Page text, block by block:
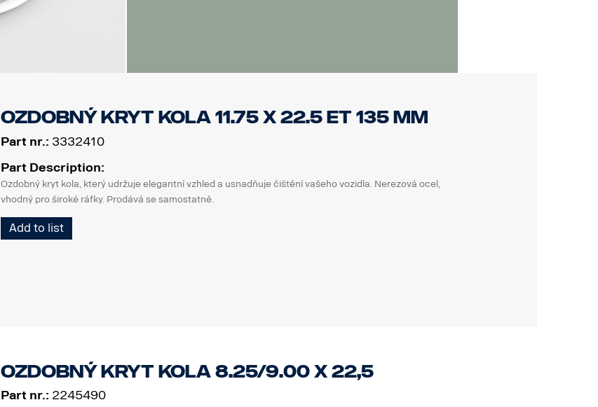
Ozdobný kryt kola 11.75 x 22.5 ET 135 mm
Part nr.: 3332410
Part Description:
Ozdobný kryt kola, který udržuje elegantní vzhled a usnadňuje čištění vašeho vozidla. Nerezová ocel,
vhodný pro široké ráfky. Prodává se samostatně.
Add to list
Ozdobný kryt kola 8.25/9.00 x 22,5
Part nr.: 2245490